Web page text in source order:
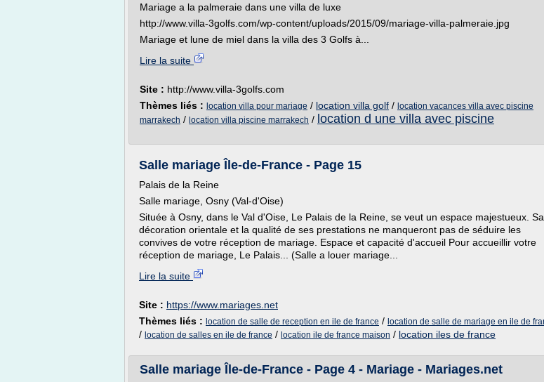
Mariage a la palmeraie dans une villa de luxe
http://www.villa-3golfs.com/wp-content/uploads/2015/09/mariage-villa-palmeraie.jpg
Mariage et lune de miel dans la villa des 3 Golfs à...
Lire la suite
Site : http://www.villa-3golfs.com
Thèmes liés : location villa pour mariage / location villa golf / location vacances villa avec piscine
marrakech / location villa piscine marrakech / location d une villa avec piscine
Salle mariage Île-de-France - Page 15
Palais de la Reine
Salle mariage, Osny (Val-d'Oise)
Située à Osny, dans le Val d'Oise, Le Palais de la Reine, se veut un espace majestueux. Sa
décoration orientale et la qualité de ses prestations ne manqueront pas de séduire les
convives de votre réception de mariage. Espace et capacité d'accueil Pour accueillir votre
réception de mariage, Le Palais... (Salle a louer mariage...
Lire la suite
Site : https://www.mariages.net
Thèmes liés : location de salle de reception en ile de france / location de salle de mariage en ile de
/ location de salles en ile de france / location ile de france maison / location iles de france
Salle mariage Île-de-France - Page 4 - Mariage - Mariages.net